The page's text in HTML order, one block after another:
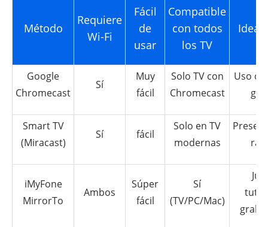
Método
Requiere
Wi-Fi
Fácil
de
usar
Compatible
con todos
los TV
Ideal
Google
Chromecast
Sí
Muy
fácil
Solo TV con
Chromecast
Uso
Smart TV
(Miracast)
Sí fácil
Solo en TV
modernas
iMyFone
MirrorTo
Ambos
Súper
fácil
Sí
(TV/PC/Mac)